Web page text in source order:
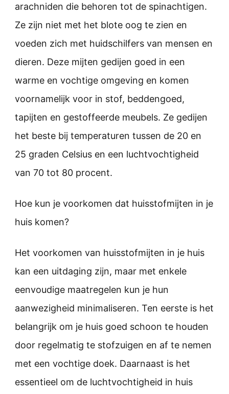
arachniden die behoren tot de spinachtigen.
Ze zijn niet met het blote oog te zien en
voeden zich met huidschilfers van mensen en
dieren. Deze mijten gedijen goed in een
warme en vochtige omgeving en komen
voornamelijk voor in stof, beddengoed,
tapijten en gestoffeerde meubels. Ze gedijen
het beste bij temperaturen tussen de 20 en
25 graden Celsius en een luchtvochtigheid
van 70 tot 80 procent.
Hoe kun je voorkomen dat huisstofmijten in je
huis komen?
Het voorkomen van huisstofmijten in je huis
kan een uitdaging zijn, maar met enkele
eenvoudige maatregelen kun je hun
aanwezigheid minimaliseren. Ten eerste is het
belangrijk om je huis goed schoon te houden
door regelmatig te stofzuigen en af te nemen
met een vochtige doek. Daarnaast is het
essentieel om de luchtvochtigheid in huis